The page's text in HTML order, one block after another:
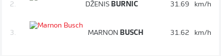
2. DŽENIS BURNIC 31.69 km/h
3. MARNON BUSCH 31.62 km/h